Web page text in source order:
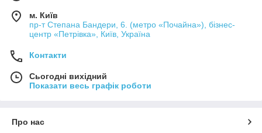
м. Київ
пр-т Степана Бандери, 6. (метро «Почайна»), бізнес-
центр «Петрівка», Київ, Україна
Контакти
Сьогодні вихідний
Показати весь графік роботи
Про нас